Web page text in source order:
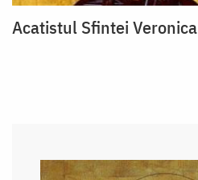
Acatistul Sfintei Veronica